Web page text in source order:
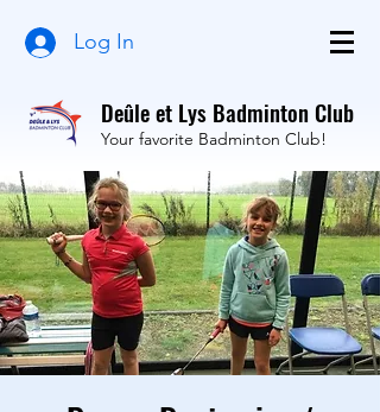
Log In
Deûle et Lys Badminton Club
Your favorite Badminton Club!